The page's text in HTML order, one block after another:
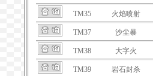
TM35 火焰喷射
TM37 沙尘暴
TM38 大字火
TM39 岩石封杀